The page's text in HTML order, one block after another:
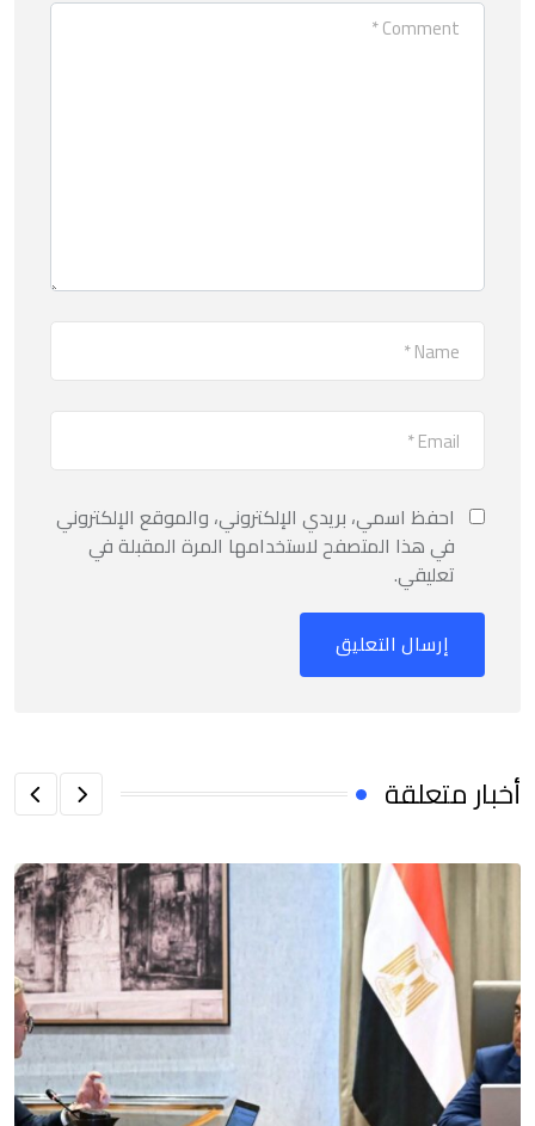
احفظ اسمي، بريدي الإلكتروني، والموقع الإلكتروني
في هذا المتصفح لاستخدامها المرة المقبلة في
تعليقي.
أخبار متعلقة